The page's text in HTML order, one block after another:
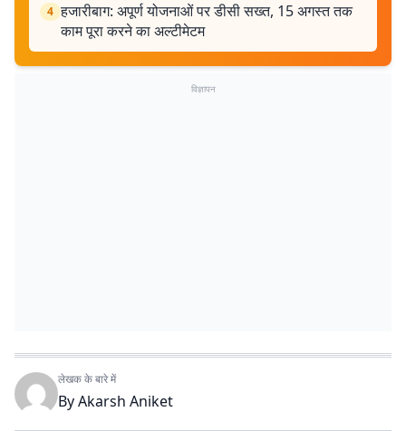
4 हजारीबाग: अपूर्ण योजनाओं पर डीसी सख्त, 15 अगस्त तक
काम पूरा करने का अल्टीमेटम
विज्ञापन
लेखक के बारे में
ByAkarsh Aniket